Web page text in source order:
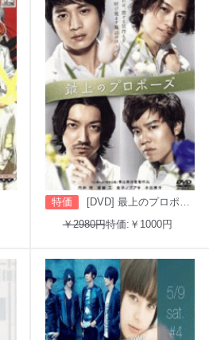
特価
[DVD] 最上のプロポーズ
￥2980円特価:￥1000円